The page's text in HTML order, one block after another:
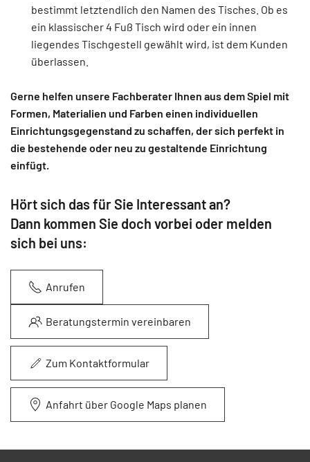
bestimmt letztendlich den Namen des Tisches. Ob es
ein klassischer 4 Fuß Tisch wird oder ein innen
liegendes Tischgestell gewählt wird, ist dem Kunden
überlassen.
Gerne helfen unsere Fachberater Ihnen aus dem Spiel mit
Formen, Materialien und Farben einen individuellen
Einrichtungsgegenstand zu schaffen, der sich perfekt in
die bestehende oder neu zu gestaltende Einrichtung
einfügt.
Hört sich das für Sie Interessant an?
Dann kommen Sie doch vorbei oder melden
sich bei uns:
Anrufen
Beratungstermin vereinbaren
Zum Kontaktformular
Anfahrt über Google Maps planen